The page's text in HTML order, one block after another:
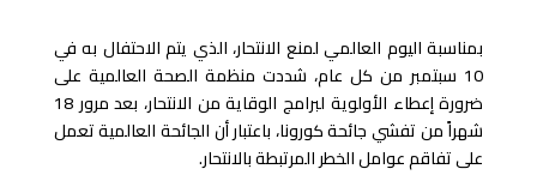
بمناسبة اليوم العالمي لمنع الانتحار، الذي يتم الاحتفال به في
10 سبتمبر من كل عام، شددت منظمة الصحة العالمية على
ضرورة إعطاء الأولوية لبرامج الوقاية من الانتحار، بعد مرور 18
شهراً من تفشي جائحة كورونا، باعتبار أن الجائحة العالمية تعمل
على تفاقم عوامل الخطر المرتبطة بالانتحار.